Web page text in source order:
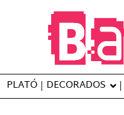
PLATÓ DECORADOS